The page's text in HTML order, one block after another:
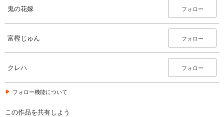
鬼の花嫁 フォロー
富樫じゅん フォロー
クレハ フォロー
フォロー機能について
この作品を共有しよう